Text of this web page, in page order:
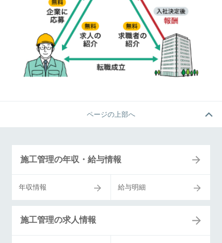
ページの上部へ
施工管理の年収・給与情報
年収情報 給与明細
施工管理の求人情報